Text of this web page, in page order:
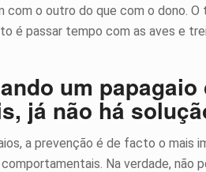
com o outro do que com o dono.
é passar tempo com as aves e
um
já não há
a prevenção é de facto o mais
Na verdade, não